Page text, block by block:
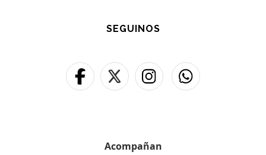
SEGUINOS
Acompañan